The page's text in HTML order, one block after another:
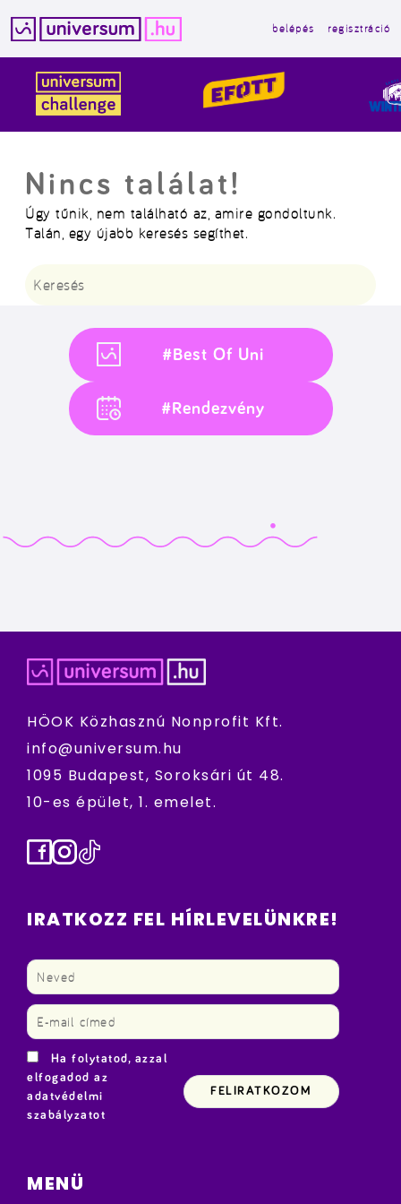
tartalomba
belépés regisztráció
Nincs találat!
Úgy tűnik, nem található az, amire gondoltunk.
Talán, egy újabb keresés segíthet.
#Best Of Uni
#Rendezvény
HÖOK Közhasznú Nonprofit Kft.
info@universum.hu
1095 Budapest, Soroksári út 48.
10-es épület, 1. emelet.
Facebook
Instagram
TikTok
IRATKOZZ FEL HÍRLEVELÜNKRE!
Ha folytatod, azzal
elfogadod az
adatvédelmi
szabályzatot
MENÜ